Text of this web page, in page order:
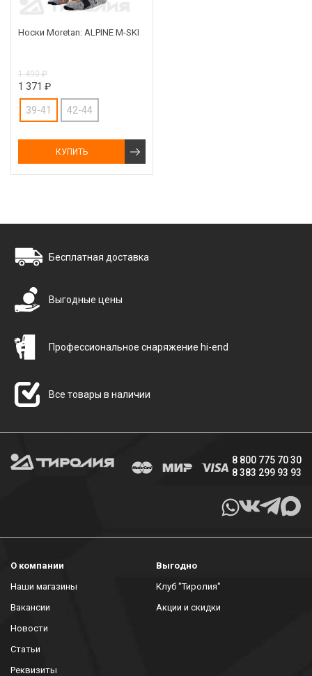
Носки Moretan: ALPINE M-SKI
1 490 ₽
1 371 ₽
39-41 42-44
КУПИТЬ
Бесплатная доставка
Выгодные цены
Профессиональное снаряжение hi-end
Все товары в наличии
8 800 775 70 30
8 383 299 93 93
О компании
Наши магазины
Вакансии
Новости
Статьи
Реквизиты
Выгодно
Клуб "Тиролия"
Акции и скидки